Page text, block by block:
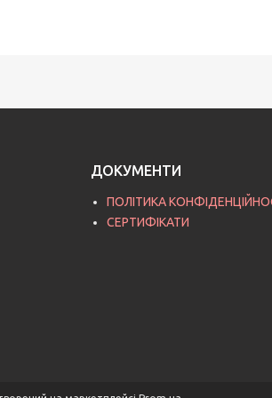
ДОКУМЕНТИ
ПОЛІТИКА
СЕРТИФІКАТИ